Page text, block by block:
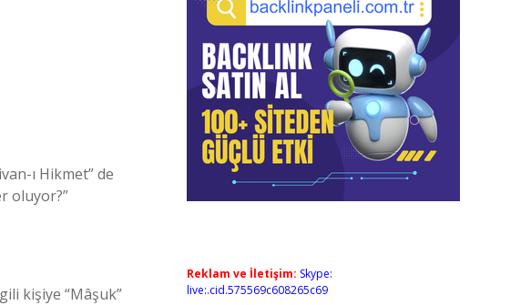
ı Hikmet” de
oluyor?”
kişiye “Mâşuk”
Reklam ve İletişim: Skype:
live:.cid.575569c608265c69